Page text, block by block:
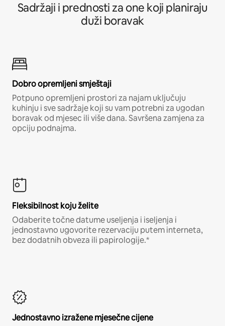
Sadržaji i prednosti za one koji planiraju
duži boravak
Dobro opremljeni smještaji
Potpuno opremljeni prostori za najam uključuju
kuhinju i sve sadržaje koji su vam potrebni za ugodan
boravak od mjesec ili više dana. Savršena zamjena za
opciju podnajma.
Fleksibilnost koju želite
Odaberite točne datume useljenja i iseljenja i
jednostavno ugovorite rezervaciju putem interneta,
bez dodatnih obveza ili papirologije.*
Jednostavno izražene mjesečne cijene